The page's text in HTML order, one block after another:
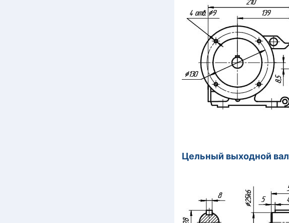
Цельный выходной вал